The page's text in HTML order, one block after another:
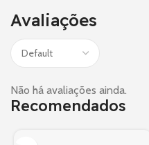
Avaliações
Não há avaliações ainda.
Recomendados